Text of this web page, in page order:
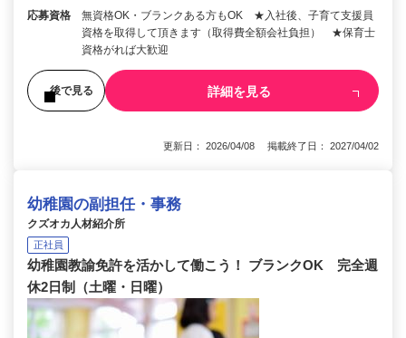
応募資格
無資格OK・ブランクある方もOK ★入社後、子育て支援員
資格を取得して頂きます（取得費全額会社負担） ★保育士
資格がれば大歓迎
後で見る 詳細を見る
更新日： 2026/04/08 掲載終了日： 2027/04/02
幼稚園の副担任・事務
クズオカ人材紹介所
正社員
幼稚園教諭免許を活かして働こう！ ブランクOK 完全週
休2日制（土曜・日曜）